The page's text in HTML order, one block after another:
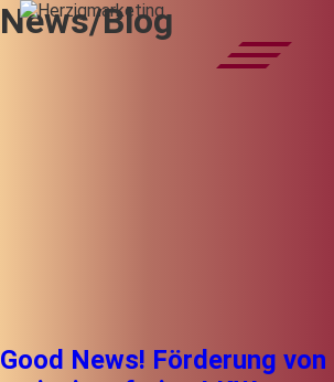
News/Blog
Good News! Förderung von